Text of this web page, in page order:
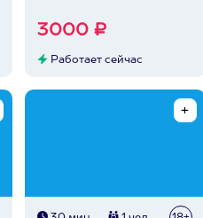
3000 ₽
Работает сейчас